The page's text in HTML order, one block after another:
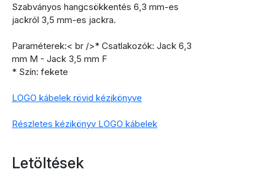
Szabványos hangcsökkentés 6,3 mm-es
jackról 3,5 mm-es jackra.
Paraméterek:< br />* Csatlakozók: Jack 6,3
mm M - Jack 3,5 mm F
* Szín: fekete
LOGO kábelek rövid kézikönyve
Részletes kézikönyv LOGO kábelek
Letöltések